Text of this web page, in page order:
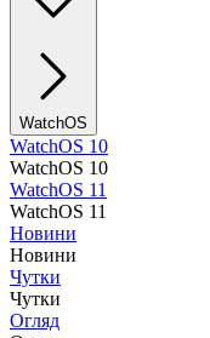
WatchOS
WatchOS 10
WatchOS 10
WatchOS 11
WatchOS 11
Новини
Новини
Чутки
Чутки
Огляд